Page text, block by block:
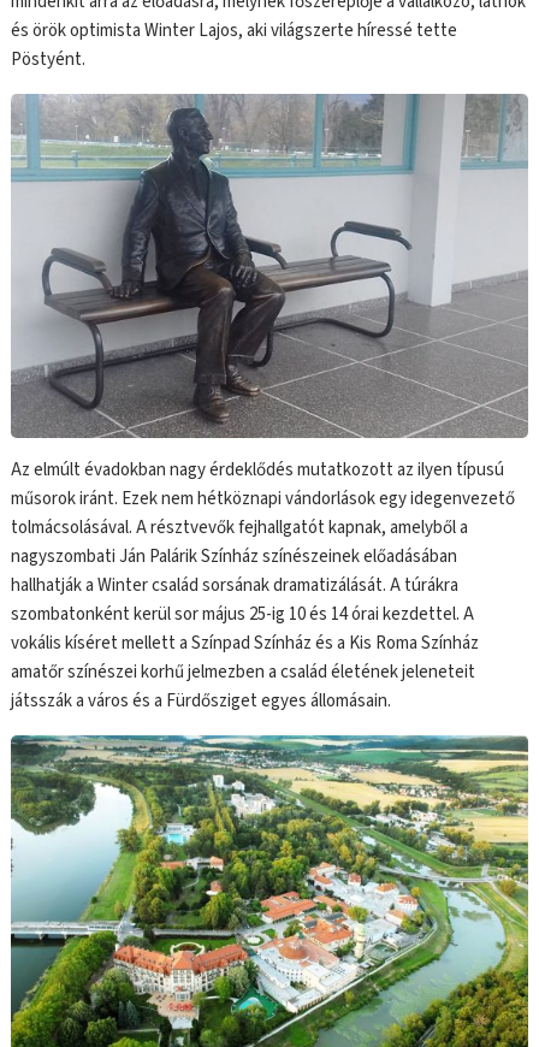
és örök optimista Winter Lajos, aki világszerte híressé tette
Pöstyént.
Az elmúlt évadokban nagy érdeklődés mutatkozott az ilyen típusú
műsorok iránt. Ezek nem hétköznapi vándorlások egy idegenvezető
tolmácsolásával. A résztvevők fejhallgatót kapnak, amelyből a
nagyszombati Ján Palárik Színház színészeinek előadásában
hallhatják a Winter család sorsának dramatizálását. A túrákra
szombatonként kerül sor május 25-ig 10 és 14 órai kezdettel. A
vokális kíséret mellett a Színpad Színház és a Kis Roma Színház
amatőr színészei korhű jelmezben a család életének jeleneteit
játsszák a város és a Fürdősziget egyes állomásain.